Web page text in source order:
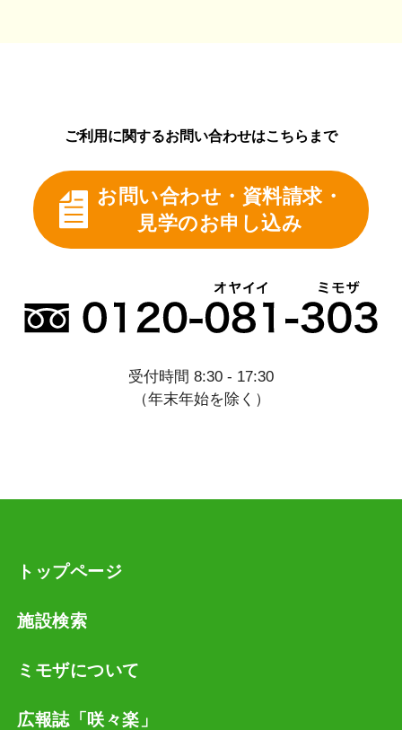
ご利用に関するお問い合わせはこちらまで
お問い合わせ・資料請求・
見学のお申し込み
受付時間 8:30 - 17:30
（年末年始を除く）
トップページ
施設検索
ミモザについて
広報誌「咲々楽」